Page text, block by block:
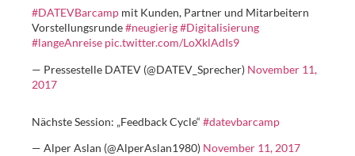
#DATEVBarcamp mit Kunden, Partner und Mitarbeitern
Vorstellungsrunde#neugierig#Digitalisierung
#langeAnreise pic.twitter.com/LoXklAdIs9
— Pressestelle DATEV (@DATEV_Sprecher) November 11,
2017
Nächste Session: „Feedback Cycle“ #datevbarcamp
— Alper Aslan (@AlperAslan1980) November 11, 2017